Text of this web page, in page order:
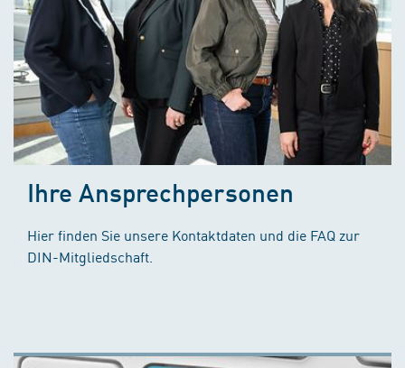
Ihre Ansprechpersonen
Hier finden Sie unsere Kontaktdaten und die FAQ zur
DIN-Mitgliedschaft.